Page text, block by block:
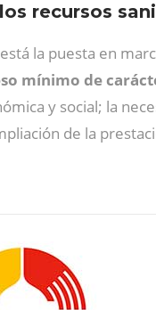
recursos
está la puesta en
mínimo de
y social; la
de la